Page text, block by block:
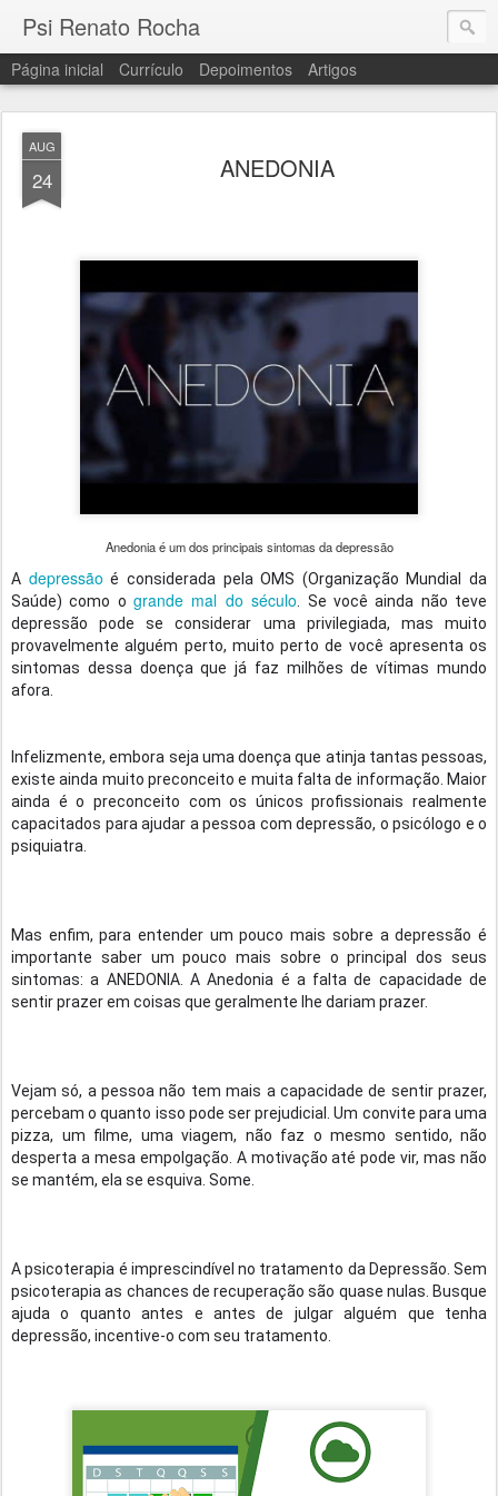
Psi Renato Rocha
Página inicial Currículo Depoimentos Artigos
AUG
24 ANEDONIA
Anedonia é um dos principais sintomas da depressão
A depressão é considerada pela OMS (Organização Mundial da
Saúde) como ogrande mal do século . Se você ainda não teve
depressão pode se considerar uma privilegiada, mas muito
provavelmente alguém perto, muito perto de você apresenta os
sintomas dessa doença que já faz milhões de vítimas mundo
afora.
Infelizmente, embora seja uma doença que atinja tantas pessoas,
existe ainda muito preconceito e muita falta de informação. Maior
ainda é o preconceito com os únicos profissionais realmente
capacitados para ajudar a pessoa com depressão, o psicólogo e o
psiquiatra.
Mas enfim, para entender um pouco mais sobre a depressão é
importante saber um pouco mais sobre o principal dos seus
sintomas: a ANEDONIA. A Anedonia é a falta de capacidade de
sentir prazer em coisas que geralmente lhe dariam prazer.
Vejam só, a pessoa não tem mais a capacidade de sentir prazer,
percebam o quanto isso pode ser prejudicial. Um convite para uma
pizza, um filme, uma viagem, não faz o mesmo sentido, não
desperta a mesa empolgação. A motivação até pode vir, mas não
se mantém, ela se esquiva. Some.
A psicoterapia é imprescindível no tratamento da Depressão. Sem
psicoterapia as chances de recuperação são quase nulas. Busque
ajuda o quanto antes e antes de julgar alguém que tenha
depressão, incentive-o com seu tratamento.